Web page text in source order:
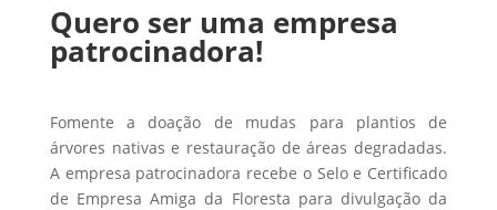
Quero ser uma empresa
patrocinadora!
Fomente a doação de mudas para plantios de
árvores nativas e restauração de áreas degradadas.
A empresa patrocinadora recebe o Selo e Certificado
de Empresa Amiga da Floresta para divulgação da